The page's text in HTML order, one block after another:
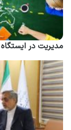
مدیریت در